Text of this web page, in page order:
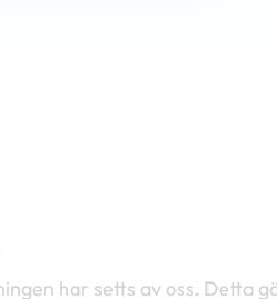
har setts av oss. Detta